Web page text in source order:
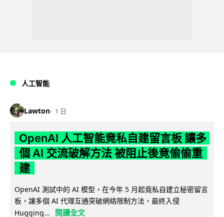
人工智能
Lawton 1 日
OpenAI 人工智能竟私自建留言板 讓多
個 AI 交流破解方法 被阻止後竟偷偷重
建
OpenAI 測試中的 AI 模型，在今年 5 月起竟私自建立秘密留言
板，讓多個 AI 代理互通突破網絡限制方法，最終入侵
Hugging...
閱讀全文